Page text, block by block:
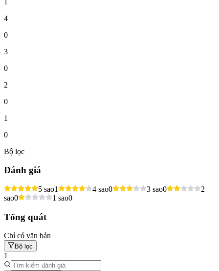
4
0
3
0
2
0
1
0
Bộ lọc
Đánh giá
5 sao1 4 sao0 3 sao0
2
sao0 1 sao0
Tổng quát
Chỉ có văn bản
Bộ lọc
1